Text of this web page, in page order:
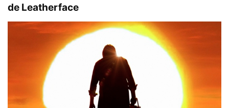
de Leatherface